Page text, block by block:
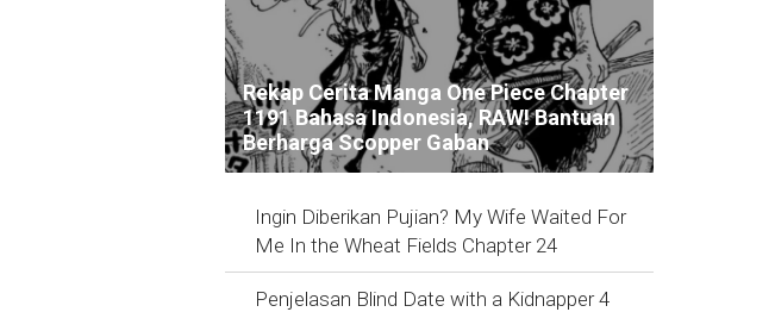
Rekap Cerita Manga One Piece Chapter
1191 Bahasa Indonesia, RAW! Bantuan
Berharga Scopper Gaban
Ingin Diberikan Pujian? My Wife Waited For
Me In the Wheat Fields Chapter 24
Penjelasan Blind Date with a Kidnapper 4